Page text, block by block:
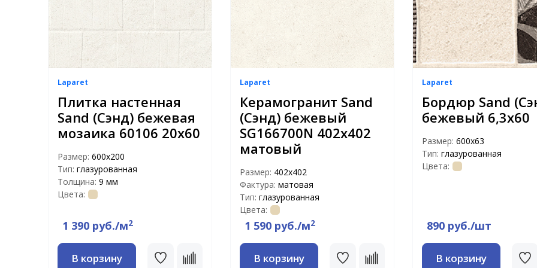
Laparet
Плитка настенная
Sand (Сэнд) бежевая
мозаика 60106 20х60
Размер: 600х200
Тип: глазурованная
Толщина: 9 мм
Цвета:
1 390 руб./м2
В корзину
Laparet
Керамогранит Sand
(Сэнд) бежевый
SG166700N 402x402
матовый
Размер: 402x402
Фактура: матовая
Тип: глазурованная
Цвета:
1 590 руб./м2
В корзину
Laparet
Бордюр Sand
бежевый 6,3х60
Размер: 600х63
Тип: глазурованная
Цвета:
890 руб./шт
В корзину